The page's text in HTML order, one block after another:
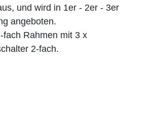
und wird in 1er - 2er - 3er
angeboten.
fach Rahmen mit 3 x
2-fach.